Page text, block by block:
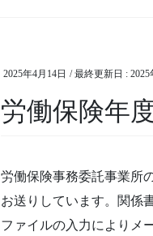
2025年4月14日 / 最終更新日 : 2025
労働保険年
労働保険事務委託事業所
お送りしています。関係
ファイルの入力によりメ